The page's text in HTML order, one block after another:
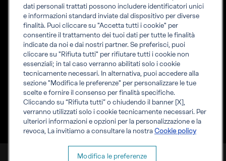
Sostenibilità
Connettiti
Uffici
Certification Member
Area
Certificati clienti
certification
Marine Member Area
Applicazioni digitali
marine
Informati
Informazioni legali
Compliance
Governance
Whistleblowing
Fatturazione elettronica
Accreditamenti RINA
Regolamenti RINA
RINA S.p.A. P.IVA IT 03794120109
dati personali trattati possono includere identificatori unici
e informazioni standard inviate dal dispositivo per diverse
finalità. Puoi cliccare su "Accetta tutti i cookie" per
consentire il trattamento dei tuoi dati per tutte le finalità
indicate da noi e dai nostri partner. Se preferisci, puoi
cliccare su "Rifiuta tutti" per rifiutare tutti i cookie non
essenziali; in tal caso verranno abilitati solo i cookie
tecnicamente necessari. In alternativa, puoi accedere alla
sezione "Modifica le preferenze" per personalizzare le tue
scelte e fornire il consenso per finalità specifiche.
Cliccando su “Rifiuta tutti” o chiudendo il banner [X],
verranno utilizzati solo i cookie tecnicamente necessari. Per
ulteriori informazioni e opzioni per la personalizzazione e la
revoca, La invitiamo a consultare la nostra Cookie policy
Modifica le preferenze